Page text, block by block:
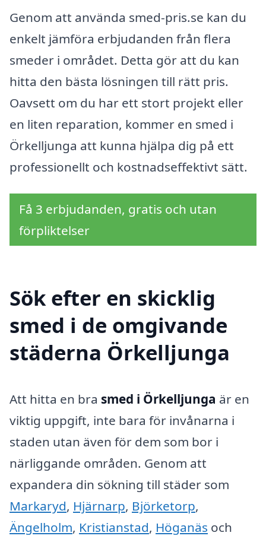
Genom att använda smed-pris.se kan du
enkelt jämföra erbjudanden från flera
smeder i området. Detta gör att du kan
hitta den bästa lösningen till rätt pris.
Oavsett om du har ett stort projekt eller
en liten reparation, kommer en smed i
Örkelljunga att kunna hjälpa dig på ett
professionellt och kostnadseffektivt sätt.
Få 3 erbjudanden, gratis och utan
förpliktelser
Sök efter en skicklig
smed i de omgivande
städerna Örkelljunga
Att hitta en bra smed i Örkelljunga är en
viktig uppgift, inte bara för invånarna i
staden utan även för dem som bor i
närliggande områden. Genom att
expandera din sökning till städer som
Markaryd, Hjärnarp, Björketorp,
Ängelholm, Kristianstad, Höganäs och